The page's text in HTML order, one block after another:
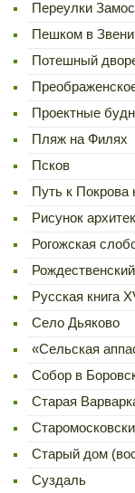
Переулки
Пешком в
Потешный
Проектные
Пляж на Филях
Псков
Путь к Покрова
Рисунок
Рогожская
Русская книга
Село Дьяково
«Сельская
Cобор в
Старая
Старый дом
Суздаль